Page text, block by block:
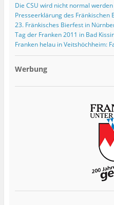
Die CSU wird nicht normal werden
Presseerklärung des Fränkischen
23. Fränkisches Bierfest in
Tag der Franken 2011 in Bad
Franken helau in Veitshöchheim:
Werbung